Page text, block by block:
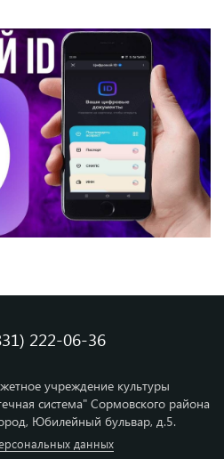
222-06-36
учреждение культуры
система" Сормовского района
Юбилейный бульвар, д.5.
данных